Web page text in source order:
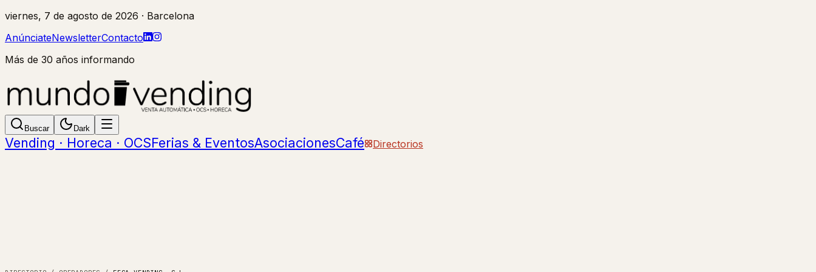
viernes, 7 de agosto de 2026 · Barcelona
AnúnciateNewsletterContacto
Más de 30 años informando
Buscar Dark
Vending · Horeca · OCSFerias & EventosAsociacionesCafé Directorios